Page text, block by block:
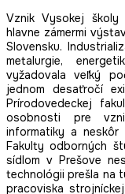
Vznik Vysokej
hlavne zámermi
Slovensku.
metalurgie,
vyžadovala veľký
jednom desaťročí
Prírodovedeckej
osobnosti pre
informatiky a
Fakulty odborných
sídlom v Prešove
technológii prešla na
pracoviska